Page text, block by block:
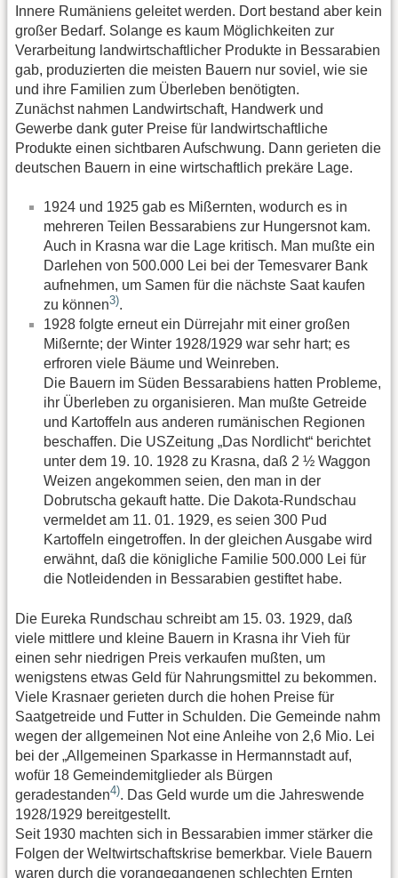
Innere Rumäniens geleitet werden. Dort bestand aber kein
großer Bedarf. Solange es kaum Möglichkeiten zur
Verarbeitung landwirtschaftlicher Produkte in Bessarabien
gab, produzierten die meisten Bauern nur soviel, wie sie
und ihre Familien zum Überleben benötigten.
Zunächst nahmen Landwirtschaft, Handwerk und
Gewerbe dank guter Preise für landwirtschaftliche
Produkte einen sichtbaren Aufschwung. Dann gerieten die
deutschen Bauern in eine wirtschaftlich prekäre Lage.
1924 und 1925 gab es Mißernten, wodurch es in
mehreren Teilen Bessarabiens zur Hungersnot kam.
Auch in Krasna war die Lage kritisch. Man mußte ein
Darlehen von 500.000 Lei bei der Temesvarer Bank
aufnehmen, um Samen für die nächste Saat kaufen
zu können3).
1928 folgte erneut ein Dürrejahr mit einer großen
Mißernte; der Winter 1928/1929 war sehr hart; es
erfroren viele Bäume und Weinreben.
Die Bauern im Süden Bessarabiens hatten Probleme,
ihr Überleben zu organisieren. Man mußte Getreide
und Kartoffeln aus anderen rumänischen Regionen
beschaffen. Die USZeitung „Das Nordlicht“ berichtet
unter dem 19. 10. 1928 zu Krasna, daß 2 ½ Waggon
Weizen angekommen seien, den man in der
Dobrutscha gekauft hatte. Die Dakota-Rundschau
vermeldet am 11. 01. 1929, es seien 300 Pud
Kartoffeln eingetroffen. In der gleichen Ausgabe wird
erwähnt, daß die königliche Familie 500.000 Lei für
die Notleidenden in Bessarabien gestiftet habe.
Die Eureka Rundschau schreibt am 15. 03. 1929, daß
viele mittlere und kleine Bauern in Krasna ihr Vieh für
einen sehr niedrigen Preis verkaufen mußten, um
wenigstens etwas Geld für Nahrungsmittel zu bekommen.
Viele Krasnaer gerieten durch die hohen Preise für
Saatgetreide und Futter in Schulden. Die Gemeinde nahm
wegen der allgemeinen Not eine Anleihe von 2,6 Mio. Lei
bei der „Allgemeinen Sparkasse in Hermannstadt auf,
wofür 18 Gemeindemitglieder als Bürgen
geradestanden4). Das Geld wurde um die Jahreswende
1928/1929 bereitgestellt.
Seit 1930 machten sich in Bessarabien immer stärker die
Folgen der Weltwirtschaftskrise bemerkbar. Viele Bauern
waren durch die vorangegangenen schlechten Ernten